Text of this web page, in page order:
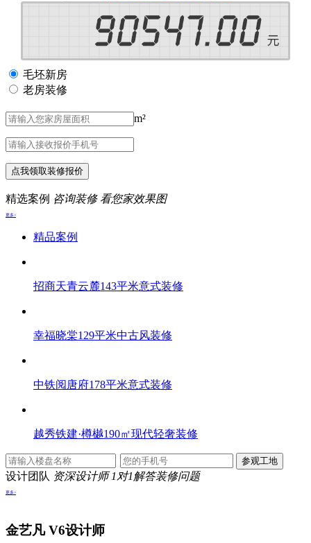
毛坯新房
老房装修
m²
点我领取装修报价
精选案例 咨询装修 看您家效果图
更多>
精品案例
招商天青云麓143平米意式装修
幸福晓棠129平米中古风装修
中铁阅唐府178平米意式装修
越秀铁建·樽樾190㎡现代轻奢装修
设计团队 资深设计师 1对1解答装修问题
更多>
金艺凡V6设计师